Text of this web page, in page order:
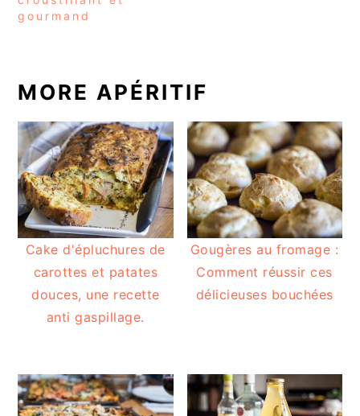
gourmand
MORE APÉRITIF
Cake d'épluchures de
carottes et patates
douces, une recette
anti gaspillage.
Gougères au fromage :
Comment réussir ces
délicieuses bouchées